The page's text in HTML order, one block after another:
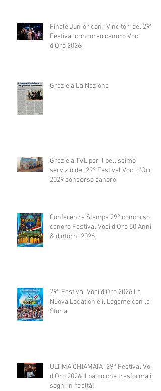
Finale Junior con i Vincitori del 29°
Festival concorso canoro Voci
d'Oro 2026
Grazie a La Nazione
Grazie a TVL per il bellissimo
servizio del 29° Festival Voci d'Oro
2029 concorso canoro
Conferenza Stampa 29° concorso
canoro Festival Voci d'Oro 50 Anni
& dintorni 2026
29° Festival Voci d'Oro 2026 La
Nuova Location e il Legame con la
Storia
ULTIMA CHIAMATA: 29° Festival Voci
d'Oro 2026 Il palco che trasforma i
sogni in realtà!